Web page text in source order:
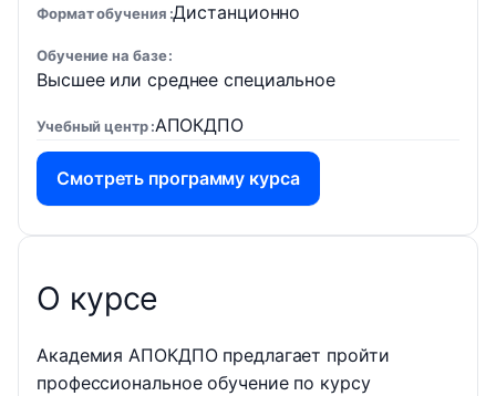
Формат обучения Дистанционно
Обучение на базе
Высшее или среднее специальное
Учебный центр АПОКДПО
Смотреть программу курса
О курсе
Академия АПОКДПО предлагает пройти
профессиональное обучение по курсу